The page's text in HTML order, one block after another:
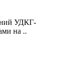
УДКГ-
на ..